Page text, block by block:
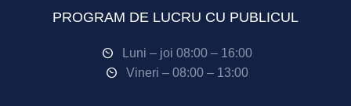
PROGRAM DE LUCRU CU PUBLICUL
Luni – joi 08:00 – 16:00
Vineri – 08:00 – 13:00